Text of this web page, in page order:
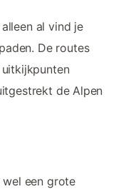
al vind je
De routes
de Alpen
een grote